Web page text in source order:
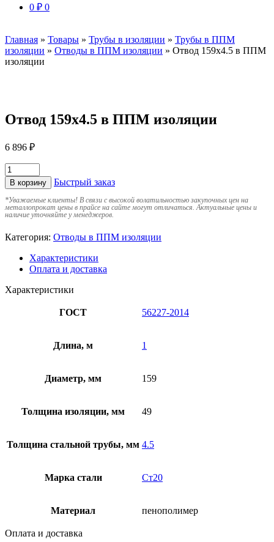
0 ₽ 0
Главная » Товары » Трубы в изоляции » Трубы в ППМ
изоляции » Отводы в ППМ изоляции » Отвод 159х4.5 в ППМ
изоляции
Отвод 159х4.5 в ППМ изоляции
6 896 ₽
В корзину Быстрый заказ
*Уважаемые клиенты! В связи с высокой волатильностью закупочных цен на
металлопрокат цены в прайсе на сайте могут отличаться. Актуальные цены и
наличие уточняйте у менеджеров.
Категория: Отводы в ППМ изоляции
Характеристики
Оплата и доставка
Характеристики
ГОСТ 56227-2014
Длина, м 1
Диаметр, мм 159
Толщина изоляции, мм 49
Толщина стальной трубы, мм 4.5
Марка стали Ст20
Материал пенополимер
Оплата и доставка